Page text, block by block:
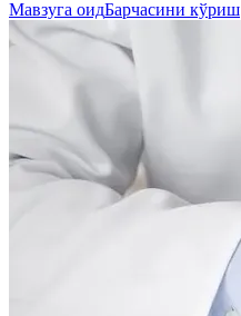
Мавзуга оидБарчасини кўриш